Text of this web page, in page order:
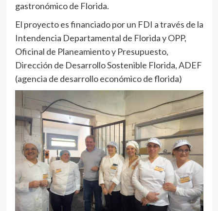
gastronómico de Florida.
El proyecto es financiado por un FDI a través de la
Intendencia Departamental de Florida y OPP,
Oficinal de Planeamiento y Presupuesto,
Dirección de Desarrollo Sostenible Florida, ADEF
(agencia de desarrollo económico de florida)